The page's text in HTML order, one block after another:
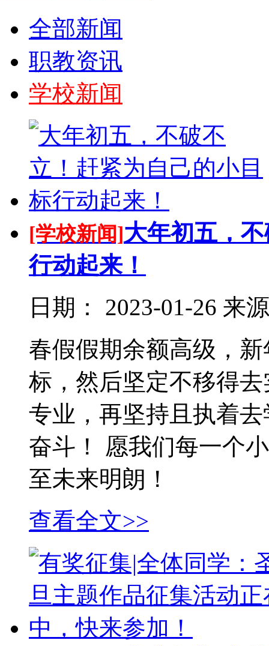
全部新闻
职教资讯
学校新闻
[学校新闻]大年初五，
行动起来！
日期： 2023-01-26 来
春假假期余额高级，
标，然后坚定不移得
专业，再坚持且执着
奋斗！ 愿我们每一个
至未来明朗！
查看全文>>